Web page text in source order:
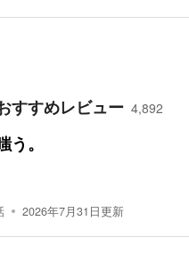
すすめレビュー 4,892
う。
2026年7月31日更新